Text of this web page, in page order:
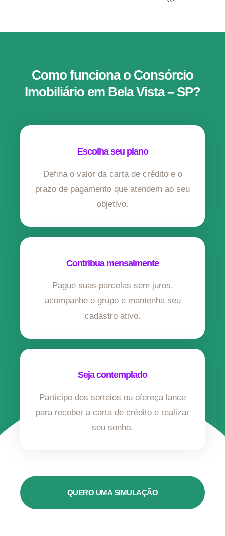
Como funciona o Consórcio
Imobiliário em Bela Vista – SP?
Escolha seu plano
Defina o valor da carta de crédito e o
prazo de pagamento que atendem ao seu
objetivo.
Contribua mensalmente
Pague suas parcelas sem juros,
acompanhe o grupo e mantenha seu
cadastro ativo.
Seja contemplado
Participe dos sorteios ou ofereça lance
para receber a carta de crédito e realizar
seu sonho.
QUERO UMA SIMULAÇÃO